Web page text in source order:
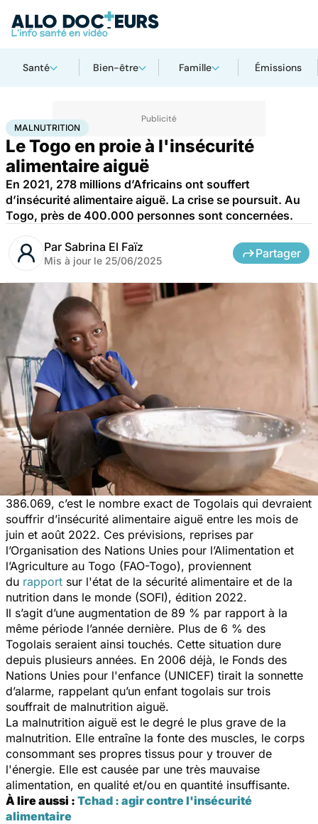
Santé Bien-être Famille Émissions
AccueilSantéSociété Santé publiqueMalnutrition
MALNUTRITION
Le Togo en proie à l'insécurité
alimentaire aiguë
En 2021, 278 millions d’Africains ont souffert
d’insécurité alimentaire aiguë. La crise se poursuit. Au
Togo, près de 400.000 personnes sont concernées.
Par Sabrina El Faïz
Mis à jour le 25/06/2025
Partager
386.069, c’est le nombre exact de Togolais qui devraient
souffrir d’insécurité alimentaire aiguë entre les mois de
juin et août 2022. Ces prévisions, reprises par
l’Organisation des Nations Unies pour l’Alimentation et
l’Agriculture au Togo (FAO-Togo), proviennent
du rapport sur l'état de la sécurité alimentaire et de la
nutrition dans le monde (SOFI), édition 2022.
Il s’agit d’une augmentation de 89 % par rapport à la
même période l’année dernière. Plus de 6 % des
Togolais seraient ainsi touchés. Cette situation dure
depuis plusieurs années. En 2006 déjà, le Fonds des
Nations Unies pour l'enfance (UNICEF) tirait la sonnette
d’alarme, rappelant qu’un enfant togolais sur trois
souffrait de malnutrition aiguë.
La malnutrition aiguë est le degré le plus grave de la
malnutrition. Elle entraîne la fonte des muscles, le corps
consommant ses propres tissus pour y trouver de
l'énergie. Elle est causée par une très mauvaise
alimentation, en qualité et/ou en quantité insuffisante.
À lire aussi : Tchad : agir contre l'insécurité
alimentaire